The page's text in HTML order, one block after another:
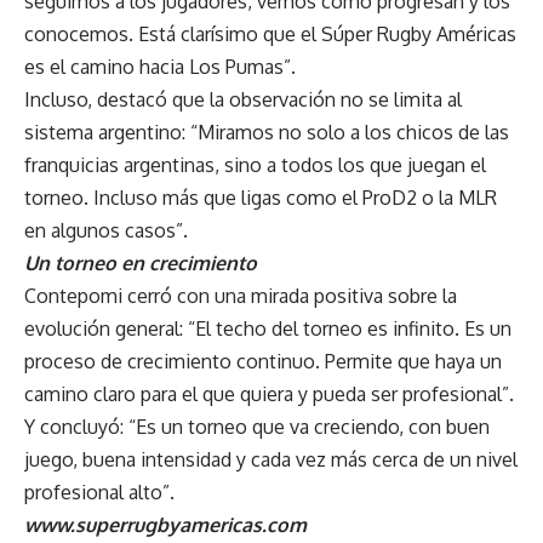
conocemos. Está clarísimo que el Súper Rugby Américas
es el camino hacia Los Pumas”.
Incluso, destacó que la observación no se limita al
sistema argentino: “Miramos no solo a los chicos de las
franquicias argentinas, sino a todos los que juegan el
torneo. Incluso más que ligas como el ProD2 o la MLR
en algunos casos”.
Un torneo en crecimiento
Contepomi cerró con una mirada positiva sobre la
evolución general: “El techo del torneo es infinito. Es un
proceso de crecimiento continuo. Permite que haya un
camino claro para el que quiera y pueda ser profesional”.
Y concluyó: “Es un torneo que va creciendo, con buen
juego, buena intensidad y cada vez más cerca de un nivel
profesional alto”.
www.superrugbyamericas.com